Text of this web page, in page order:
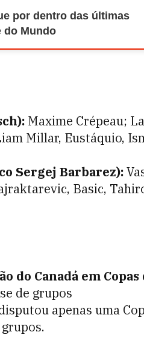
por dentro das últimas
do Mundo
Maxime Crépeau;
Millar, Eustáquio,
Sergej Barbarez):
Basic,
do Canadá em Copas
de grupos
apenas uma